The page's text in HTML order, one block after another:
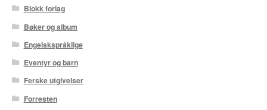
Kristian Hammerstad
Lene Ask
Blokk forlag
Bøker og album
Engelskspråklige
Eventyr og barn
Ferske utgivelser
Forresten